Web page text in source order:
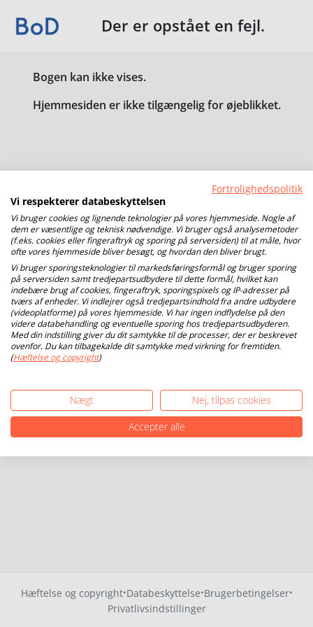
Der er opstået en fejl.
Bogen kan ikke vises.
Hjemmesiden er ikke tilgængelig for øjeblikket.
Hæftelse og copyright·Databeskyttelse·Brugerbetingelser·
Privatlivsindstillinger
Fortrolighedspolitik
Vi respekterer databeskyttelsen
Vi bruger cookies og lignende teknologier på vores hjemmeside. Nogle af
dem er væsentlige og teknisk nødvendige. Vi bruger også analysemetoder
(f.eks. cookies eller fingeraftryk og sporing på serversiden) til at måle, hvor
ofte vores hjemmeside bliver besøgt, og hvordan den bliver brugt.
Vi bruger sporingsteknologier til markedsføringsformål og bruger sporing
på serversiden samt tredjepartsudbydere til dette formål, hvilket kan
indebære brug af cookies, fingeraftryk, sporingspixels og IP-adresser på
tværs af enheder. Vi indlejrer også tredjepartsindhold fra andre udbydere
(videoplatforme) på vores hjemmeside. Vi har ingen indflydelse på den
videre databehandling og eventuelle sporing hos tredjepartsudbyderen.
Med din indstilling giver du dit samtykke til de processer, der er beskrevet
ovenfor. Du kan tilbagekalde dit samtykke med virkning for fremtiden.
(Hæftelse og copyright)
Nægt
Nej, tilpas cookies
Accepter alle